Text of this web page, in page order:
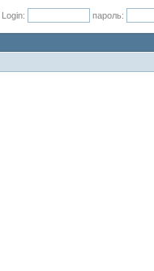
Login: пароль: